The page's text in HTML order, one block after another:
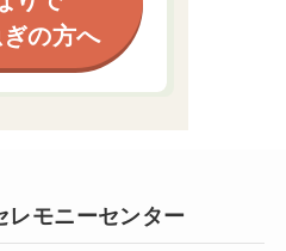
の方へ
モニーセンター